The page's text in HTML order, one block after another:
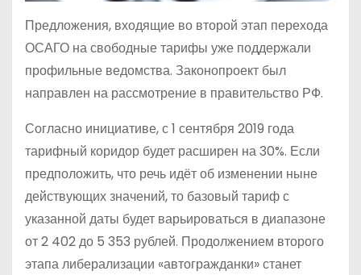
Предложения, входящие во второй этап перехода
ОСАГО на свободные тарифы уже поддержали
профильные ведомства. Законопроект был
направлен на рассмотрение в правительство РФ.
Согласно инициативе, с 1 сентября 2019 года
тарифный коридор будет расширен на 30%. Если
предположить, что речь идёт об изменении ныне
действующих значений, то базовый тариф с
указанной даты будет варьироваться в диапазоне
от 2 402 до 5 353 рублей. Продолжением второго
этапа либерализации «автогражданки» станет